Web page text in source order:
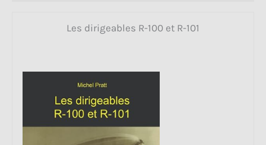
Les dirigeables R-100 et R-101